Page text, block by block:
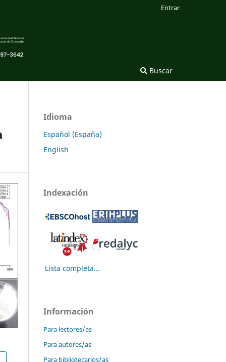
Buscar
Entrar
Idioma
Español (España)
English
Indexación
Lista completa...
Información
Para lectores/as
Para autores/as
Para bibliotecarios/as